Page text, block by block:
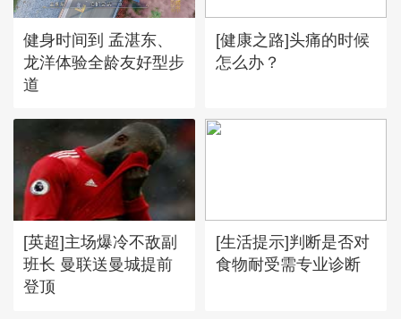
健身时间到 孟湛东、
龙洋体验全龄友好型步
道
[健康之路]头痛的时候
怎么办？
[英超]主场爆冷不敌副
班长 曼联送曼城提前
登顶
[生活提示]判断是否对
食物耐受需专业诊断